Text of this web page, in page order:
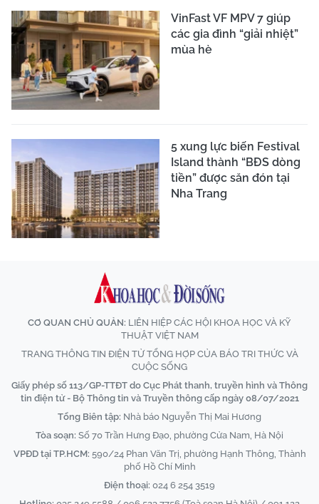
VinFast VF MPV 7 giúp
các gia đình “giải nhiệt”
mùa hè
5 xung lực biến Festival
Island thành “BĐS dòng
tiền” được săn đón tại
Nha Trang
CƠ QUAN CHỦ QUẢN: LIÊN HIỆP CÁC HỘI KHOA HỌC VÀ KỸ
THUẬT VIỆT NAM
TRANG THÔNG TIN ĐIỆN TỬ TỔNG HỢP CỦA BÁO TRI THỨC VÀ
CUỘC SỐNG
Giấy phép số 113/GP-TTĐT do Cục Phát thanh, truyền hình và Thông
tin điện tử - Bộ Thông tin và Truyền thông cấp ngày 08/07/2021
Tổng Biên tập: Nhà báo Nguyễn Thị Mai Hương
Tòa soạn: Số 70 Trần Hưng Đạo, phường Cửa Nam, Hà Nội
VPĐD tại TP.HCM: 590/24 Phan Văn Trị, phường Hạnh Thông, Thành
phố Hồ Chí Minh
Điện thoại: 024 6 254 3519